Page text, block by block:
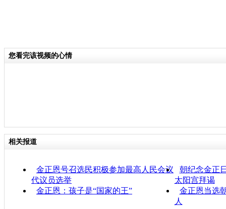
您看完该视频的心情
相关报道
金正恩号召选民积极参加最高人民会议
代议员选举
朝纪念金正
太阳宫拜谒
金正恩：孩子是“国家的王”
金正恩当选
人